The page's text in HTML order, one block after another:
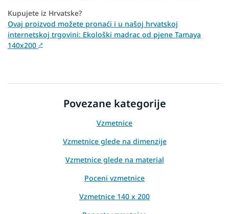
Kupujete iz Hrvatske?
Ovaj proizvod možete pronaći i u našoj hrvatskoj
internetskoj trgovini: Ekološki madrac od pjene Tamaya
140x200 ↗
Povezane kategorije
Vzmetnice
Vzmetnice glede na dimenzije
Vzmetnice glede na material
Poceni vzmetnice
Vzmetnice 140 x 200